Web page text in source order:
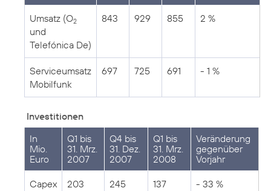
Umsatz (O2
und
Telefónica De)
843 929 855 2 %
Serviceumsatz
Mobilfunk
697 725 691 - 1 %
Investitionen
In
Mio.
Euro
Q1 bis
31. Mrz.
2007
Q4 bis
31. Dez.
2007
Q1 bis
31. Mrz.
2008
Veränderung
gegenüber
Vorjahr
Capex 203 245 137 - 33 %